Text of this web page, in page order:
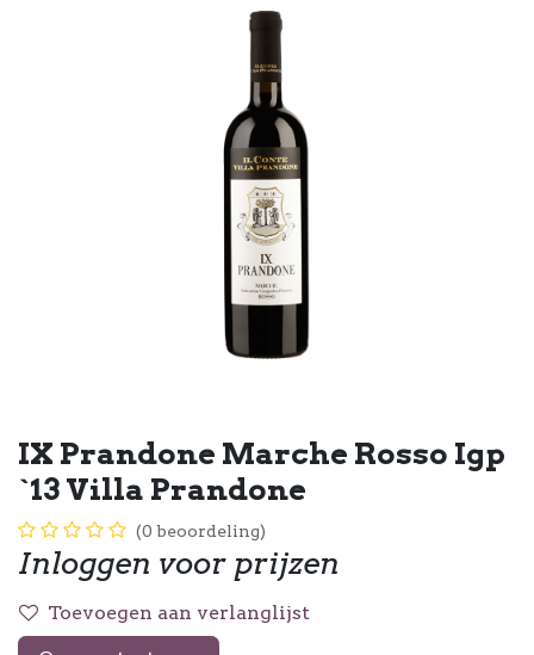
IX Prandone Marche Rosso Igp
`13 Villa Prandone
(0 beoordeling)
Inloggen voor prijzen
Toevoegen aan verlanglijst